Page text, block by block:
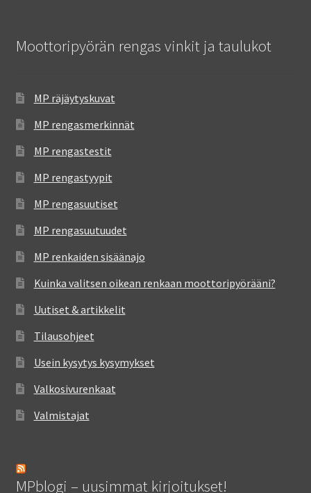
Moottoripyörän rengas vinkit ja taulukot
MP räjäytyskuvat
MP rengasmerkinnät
MP rengastestit
MP rengastyypit
MP rengasuutiset
MP rengasuutuudet
MP renkaiden sisäänajo
Kuinka valitsen oikean renkaan moottoripyörääni?
Uutiset & artikkelit
Tilausohjeet
Usein kysytys kysymykset
Valkosivurenkaat
Valmistajat
MPblogi – uusimmat kirjoitukset!